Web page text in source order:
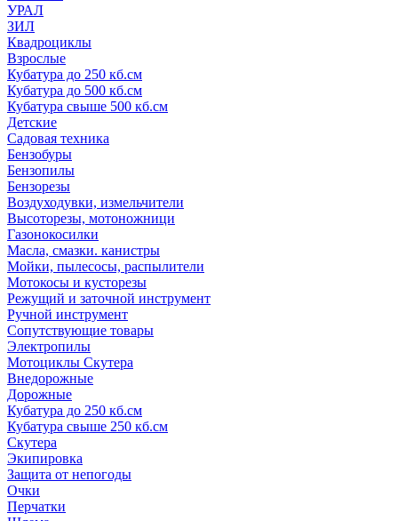
УРАЛ
ЗИЛ
Квадроциклы
Взрослые
Кубатура до 250 кб.см
Кубатура до 500 кб.см
Кубатура свыше 500 кб.см
Детские
Садовая техника
Бензобуры
Бензопилы
Бензорезы
Воздуходувки, измельчители
Высоторезы, мотоножници
Газонокосилки
Масла, смазки. канистры
Мойки, пылесосы, распылители
Мотокосы и кусторезы
Режущий и заточной инструмент
Ручной инструмент
Сопутствующие товары
Электропилы
Мотоциклы Скутера
Внедорожные
Дорожные
Кубатура до 250 кб.см
Кубатура свыше 250 кб.см
Скутера
Экипировка
Защита от непогоды
Очки
Перчатки